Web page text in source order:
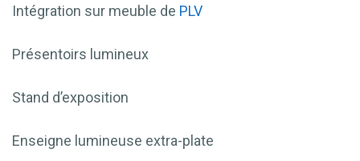
Intégration sur meuble de PLV
Présentoirs lumineux
Stand d’exposition
Enseigne lumineuse extra-plate